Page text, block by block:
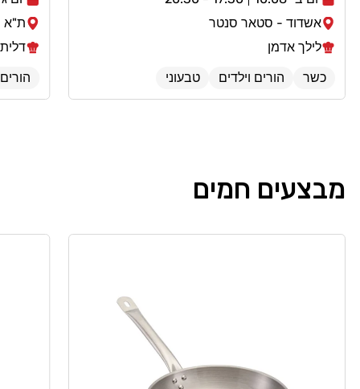
אשדוד - סטאר סנטר
לילך אדמן
כשר
הורים וילדים טבעוני
ת"א
מבצעים חמים